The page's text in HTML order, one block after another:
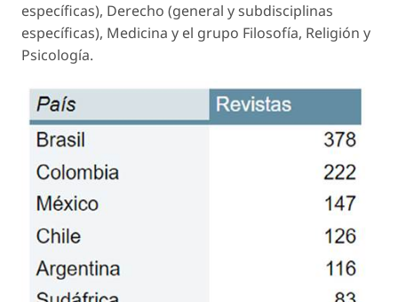
específicas), Derecho (general y subdisciplinas
específicas), Medicina y el grupo Filosofía, Religión y
Psicología.